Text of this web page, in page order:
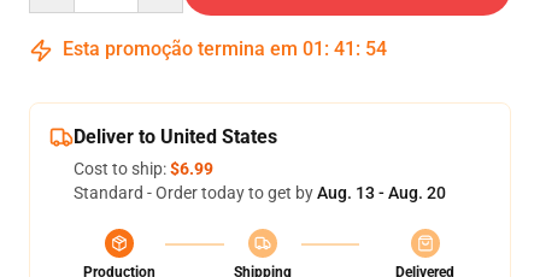
Esta promoção termina em 01 : 41 : 54
Deliver to United States
Cost to ship:$6.99
Standard - Order today to get byAug. 13 - Aug. 20
Production
Shipping
Delivered